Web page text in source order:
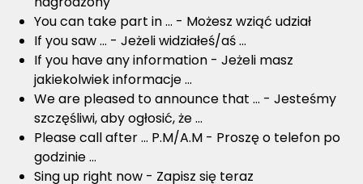
You can take part in ... - Możesz wziąć udział
If you saw ... - Jeżeli widziałeś/aś ...
If you have any information - Jeżeli masz
jakiekolwiek informacje ...
We are pleased to announce that ... - Jesteśmy
szczęśliwi, aby ogłosić, że ...
Please call after ... P.M/A.M - Proszę o telefon po
godzinie ...
Sing up right now - Zapisz się teraz